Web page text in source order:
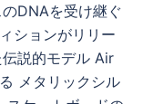
DNAを受け継ぐ
ションがリリー
説的モデル Air
メタリックシル